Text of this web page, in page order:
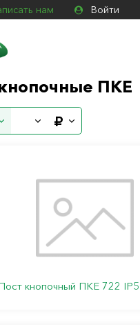
нам Войти
ПКЕ
кнопочный ПКЕ 722